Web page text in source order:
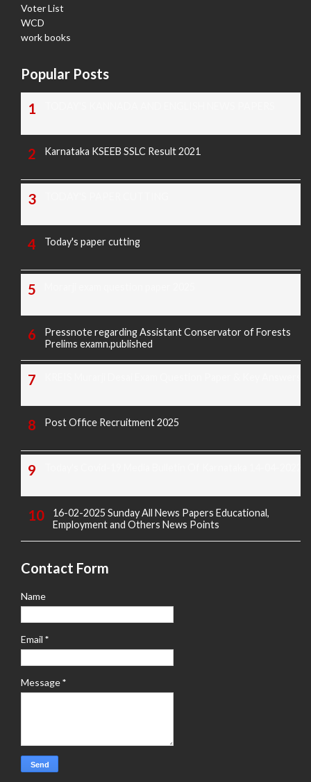
Voter List
WCD
work books
Popular Posts
Karnataka KSEEB SSLC Result 2021
Today's paper cutting
Pressnote regarding Assistant Conservator of Forests
Prelims examn.published
Post Office Recruitment 2025
16-02-2025 Sunday All News Papers Educational,
Employment and Others News Points
Contact Form
Name
Email *
Message*